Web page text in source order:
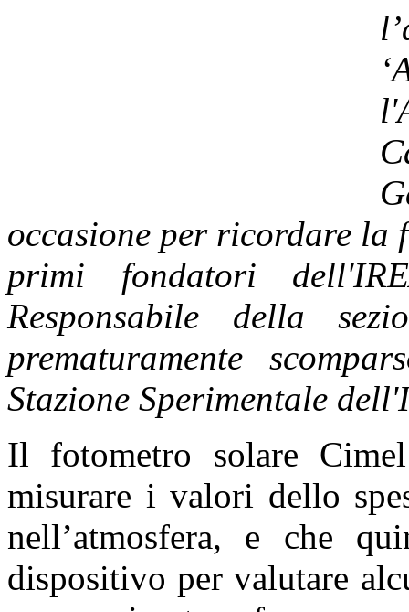
occasione per ricordare
primi fondatori
Responsabile della
prematuramente
Stazione Sperimentale
Il fotometro solare
misurare i valori dello
nell’atmosfera, e che
dispositivo per valutare